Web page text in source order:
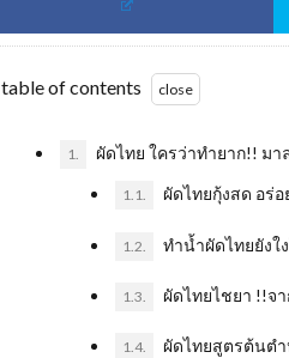
table of contents
1. ผัดไทย ใครว่าทำยาก!! ม
1.1. ผัดไทยกุ้งสด อร่
1.2. ทำน้ำผัดไทยยังใ
1.3. ผัดไทยไชยา !!จ
1.4. ผัดไทยสูตรต้นต